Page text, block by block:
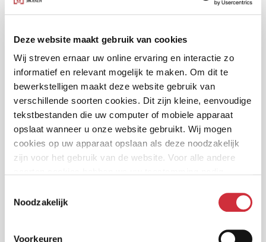
Deze website maakt gebruik van cookies
Wij streven ernaar uw online ervaring en interactie zo
informatief en relevant mogelijk te maken. Om dit te
bewerkstelligen maakt deze website gebruik van
verschillende soorten cookies. Dit zijn kleine, eenvoudige
tekstbestanden die uw computer of mobiele apparaat
opslaat wanneer u onze website gebruikt. Wij mogen
cookies op uw apparaat opslaan als deze noodzakelijk
zijn voor het gebruik van de website. Voor alle andere
Noodzakelijk
Voorkeuren
Bestuurscentrum Meierijstad
Sint-Oedenrode